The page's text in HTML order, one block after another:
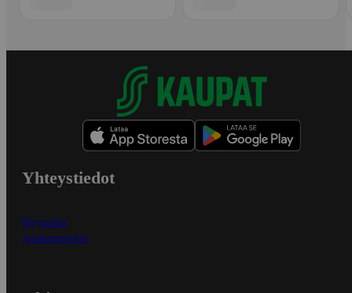
Yhteystiedot
Myymälät
Asiakaspalvelu